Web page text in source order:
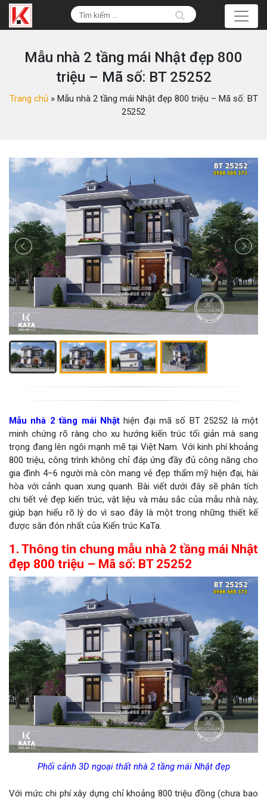
Mẫu nhà 2 tầng mái Nhật đẹp 800
triệu – Mã số: BT 25252
Trang chủ» Mẫu nhà 2 tầng mái Nhật đẹp 800 triệu – Mã số: BT
25252
Mẫu nhà 2 tầng mái Nhậthiện đại mã số BT 25252 là một
minh chứng rõ ràng cho xu hướng kiến trúc tối giản mà sang
trọng đang lên ngôi mạnh mẽ tại Việt Nam. Với kinh phí khoảng
800 triệu, công trình không chỉ đáp ứng đầy đủ công năng cho
gia đình 4–6 người mà còn mang vẻ đẹp thẩm mỹ hiện đại, hài
hòa với cảnh quan xung quanh. Bài viết dưới đây sẽ phân tích
chi tiết vẻ đẹp kiến trúc, vật liệu và màu sắc của mẫu nhà này,
giúp bạn hiểu rõ lý do vì sao đây là một trong những thiết kế
được săn đón nhất của Kiến trúc KaTa.
1. Thông tin chung mẫu nhà 2 tầng mái Nhật
đẹp 800 triệu – Mã số: BT 25252
Phối cảnh 3D ngoại thất nhà 2 tầng mái Nhật đẹp
Với mức chi phí xây dựng chỉ khoảng 800 triệu đồng (chưa bao